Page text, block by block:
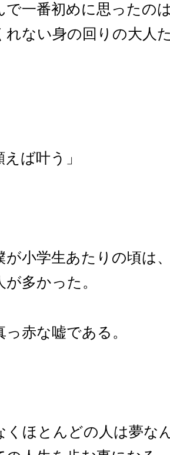
で一番初めに思ったの
れない身の回りの大人
えば叶う」
が小学生あたりの頃は
多かった。
赤な嘘である。
くほとんどの人は夢な